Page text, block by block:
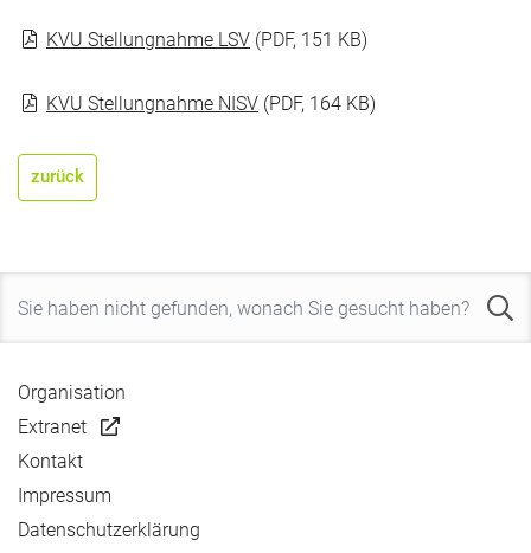
KVU Stellungnahme LSV (PDF, 151 KB)
KVU Stellungnahme NISV (PDF, 164 KB)
zurück
Organisation
Extranet
Kontakt
Impressum
Datenschutzerklärung